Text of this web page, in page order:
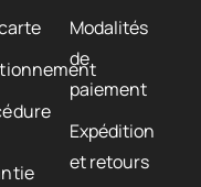
Modalités
de
paiement
Expédition
et retours